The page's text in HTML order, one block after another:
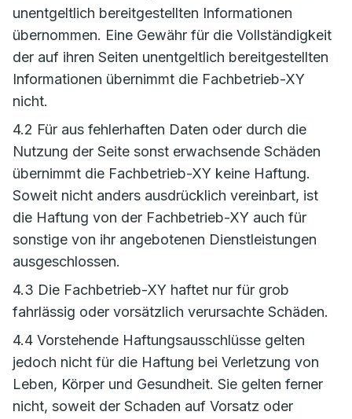
unentgeltlich bereitgestellten Informationen
übernommen. Eine Gewähr für die Vollständigkeit
der auf ihren Seiten unentgeltlich bereitgestellten
Informationen übernimmt die Fachbetrieb-XY
nicht.
4.2 Für aus fehlerhaften Daten oder durch die
Nutzung der Seite sonst erwachsende Schäden
übernimmt die Fachbetrieb-XY keine Haftung.
Soweit nicht anders ausdrücklich vereinbart, ist
die Haftung von der Fachbetrieb-XY auch für
sonstige von ihr angebotenen Dienstleistungen
ausgeschlossen.
4.3 Die Fachbetrieb-XY haftet nur für grob
fahrlässig oder vorsätzlich verursachte Schäden.
4.4 Vorstehende Haftungsausschlüsse gelten
jedoch nicht für die Haftung bei Verletzung von
Leben, Körper und Gesundheit. Sie gelten ferner
nicht, soweit der Schaden auf Vorsatz oder